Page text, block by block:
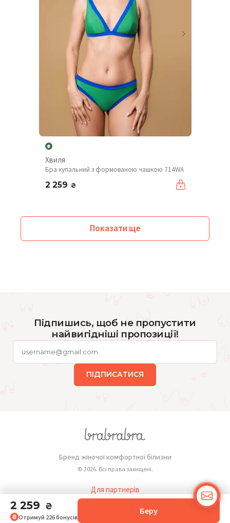
2 259 ₴
Отримуй 226бонусів
Беру
Хвиля
Бра купальний з формованою чашкою 714WA
2 259 ₴
Показати ще
Підпишись, щоб не пропустити
найвигідніші пропозиції!
ПІДПИСАТИСЯ
Бренд жіночої комфортної білизни
© 2026. Всі права захищені.
Для партнерів